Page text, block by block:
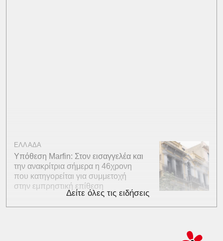
ΕΛΛΑΔΑ
Υπόθεση Marfin: Στον εισαγγελέα και
την ανακρίτρια σήμερα η 46χρονη
που κατηγορείται για συμμετοχή
στην εμπρηστική επίθεση
Δείτε όλες τις ειδήσεις